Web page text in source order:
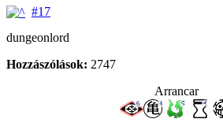
#17
dungeonlord
Hozzászólások: 2747
Arrancar